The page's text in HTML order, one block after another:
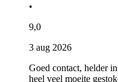
•
9,0
3 aug 2026
Goed contact, helder
heel veel moeite